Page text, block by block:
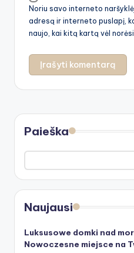
Noriu savo interneto
adresą ir interneto puslapį,
naujo, kai kitą kartą vėl
Paieška
Naujausi
Luksusowe domki nad
Nowoczesne miejsce na